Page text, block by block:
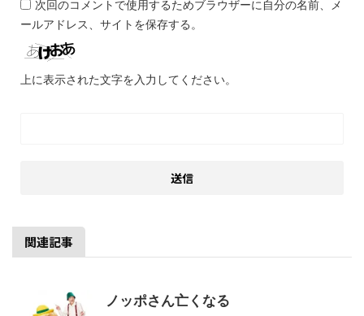
次回のコメントで使用するためブラウザーに自分の名前、メ
ールアドレス、サイトを保存する。
上に表示された文字を入力してください。
関連記事
ノッポさん亡くなる